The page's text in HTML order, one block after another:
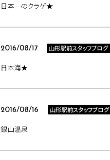
日本一のクラゲ★
2016/08/17 山形駅前スタッフブログ
日本海★
2016/08/16 山形駅前スタッフブログ
銀山温泉